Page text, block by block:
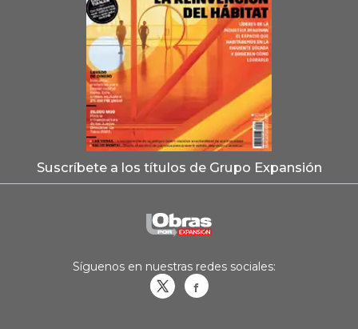
Suscríbete a los títulos de Grupo Expansión
Síguenos en nuestras redes sociales: